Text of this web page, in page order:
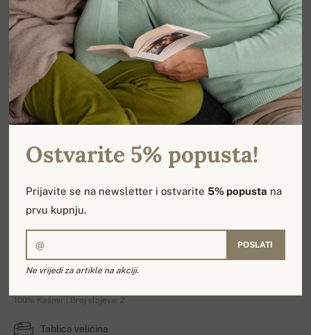
Ronald
100% Kašmir | Broj slojeva: 2
Tablica veličina
Ostvarite 5% popusta!
Prijavite se na newsletter i ostvarite5% popusta na
prvu kupnju.
POSLATI
Ne vrijedi za artikle na akciji.